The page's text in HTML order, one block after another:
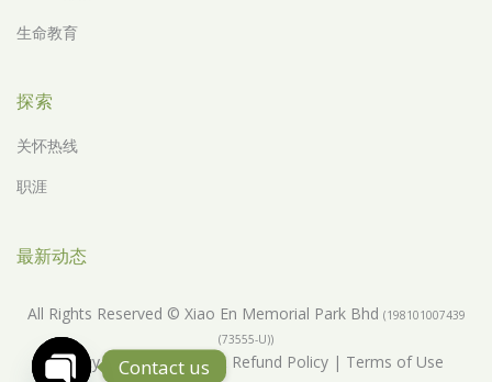
生命教育
探索
关怀热线
职涯
最新动态
All Rights Reserved © Xiao En Memorial Park Bhd (198101007439
(73555-U))
Privacy Policy|Return & Refund Policy| Terms of Use
Contact us